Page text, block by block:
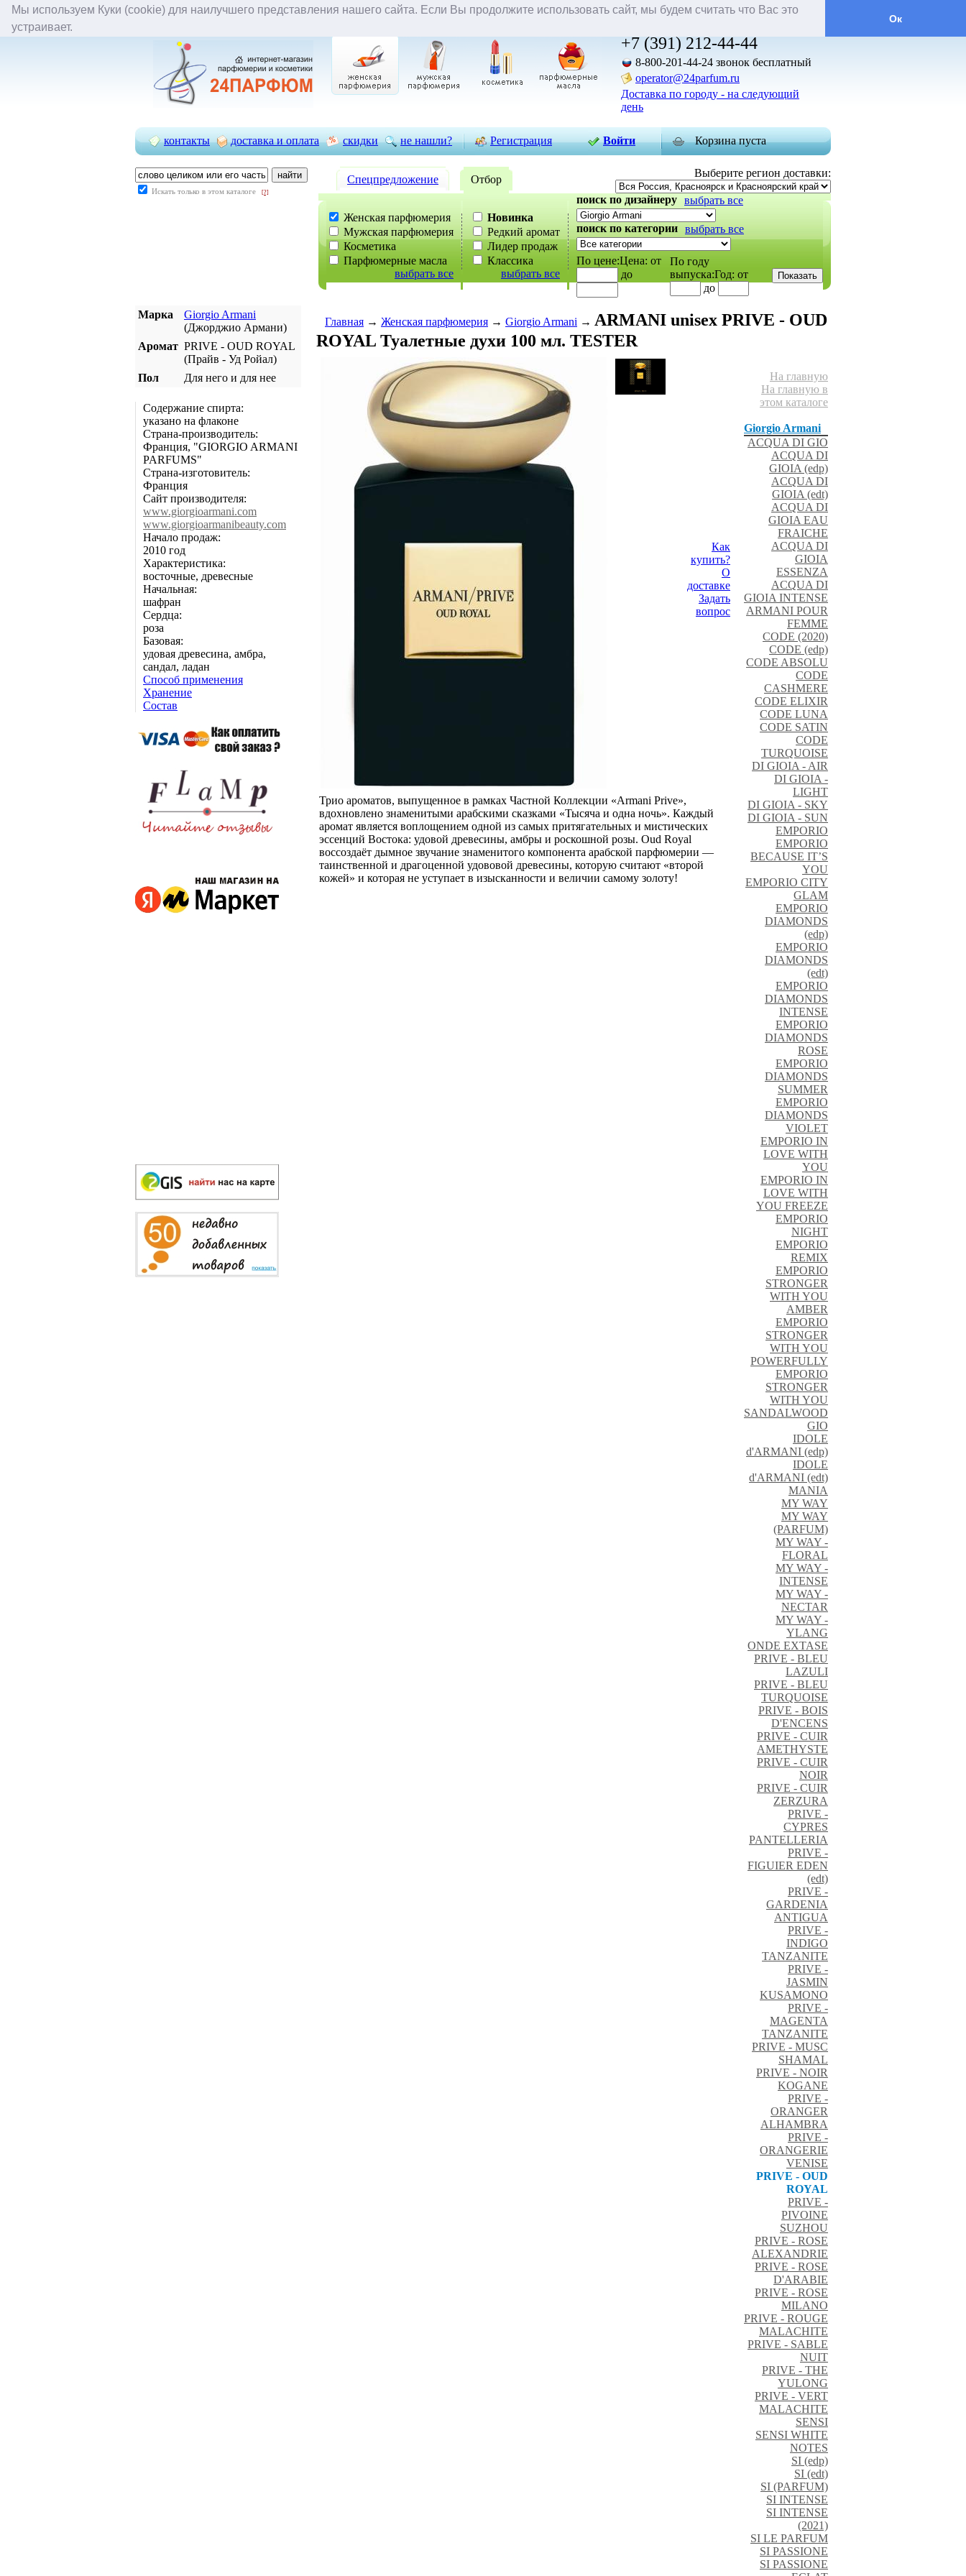
Мы используем Куки (cookie) для наилучшего представления нашего сайта. Если Вы продолжите использовать сайт, мы будем считать что Вас это
устраивает.
Ок
задать вопрос вопрос-ответ вы смотрели ожидаемые
+7 (391) 212-44-44
8-800-201-44-24 звонок бесплатный
operator@24parfum.ru
Доставка по городу - на следующий
день
контакты доставка и оплата скидки не нашли? Регистрация Войти Корзина пуста
Искать только в этом каталоге [?]
Cпецпредложение Отбор
Выберите регион доставки:
Женская парфюмерия
Мужская парфюмерия
Косметика
Парфюмерные масла
выбрать все
Новинка
Редкий аромат
Лидер продаж
Классика
выбрать все
поиск по дизайнеру выбрать все
поиск по категории выбрать все
По цене:Цена: от
до
По году
выпуска:Год: от
до
Марка
Giorgio Armani
(Джорджио Армани)
Аромат PRIVE - OUD ROYAL
(Прайв - Уд Ройал)
Пол
Для него и для нее
Содержание спирта:
указано на флаконе
Страна-производитель:
Франция, "GIORGIO ARMANI
PARFUMS"
Страна-изготовитель:
Франция
Сайт производителя:
www.giorgioarmani.com
www.giorgioarmanibeauty.com
Начало продаж:
2010 год
Характеристика:
восточные, древесные
Начальная:
шафран
Сердца:
роза
Базовая:
удовая древесина, амбра,
сандал, ладан
Способ применения
Хранение
Состав
Главная → Женская парфюмерия → Giorgio Armani → ARMANI unisex PRIVE - OUD
ROYAL Туалетные духи 100 мл. TESTER
Как
купить?
О
доставке
Задать
вопрос
На главную
На главную в
этом каталоге
Giorgio Armani
ACQUA DI GIO
ACQUA DI
GIOIA (edp)
ACQUA DI
GIOIA (edt)
ACQUA DI
GIOIA EAU
FRAICHE
ACQUA DI
GIOIA
ESSENZA
ACQUA DI
GIOIA INTENSE
ARMANI POUR
FEMME
CODE (2020)
CODE (edp)
CODE ABSOLU
CODE
CASHMERE
CODE ELIXIR
CODE LUNA
CODE SATIN
CODE
TURQUOISE
DI GIOIA - AIR
DI GIOIA -
LIGHT
DI GIOIA - SKY
DI GIOIA - SUN
EMPORIO
EMPORIO
BECAUSE IT’S
YOU
EMPORIO CITY
GLAM
EMPORIO
DIAMONDS
(edp)
EMPORIO
DIAMONDS
(edt)
EMPORIO
DIAMONDS
INTENSE
EMPORIO
DIAMONDS
ROSE
EMPORIO
DIAMONDS
SUMMER
EMPORIO
DIAMONDS
VIOLET
EMPORIO IN
LOVE WITH
YOU
EMPORIO IN
LOVE WITH
YOU FREEZE
EMPORIO
NIGHT
EMPORIO
REMIX
EMPORIO
STRONGER
WITH YOU
AMBER
EMPORIO
STRONGER
WITH YOU
POWERFULLY
EMPORIO
STRONGER
WITH YOU
SANDALWOOD
GIO
IDOLE
d'ARMANI (edp)
IDOLE
d'ARMANI (edt)
MANIA
MY WAY
MY WAY
(PARFUM)
MY WAY -
FLORAL
MY WAY -
INTENSE
MY WAY -
NECTAR
MY WAY -
YLANG
ONDE EXTASE
PRIVE - BLEU
LAZULI
PRIVE - BLEU
TURQUOISE
PRIVE - BOIS
D'ENCENS
PRIVE - CUIR
AMETHYSTE
PRIVE - CUIR
NOIR
PRIVE - CUIR
ZERZURA
PRIVE -
CYPRES
PANTELLERIA
PRIVE -
FIGUIER EDEN
(edt)
PRIVE -
GARDENIA
ANTIGUA
PRIVE -
INDIGO
TANZANITE
PRIVE -
JASMIN
KUSAMONO
PRIVE -
MAGENTA
TANZANITE
PRIVE - MUSC
SHAMAL
PRIVE - NOIR
KOGANE
PRIVE -
ORANGER
ALHAMBRA
PRIVE -
ORANGERIE
VENISE
PRIVE - OUD
ROYAL
PRIVE -
PIVOINE
SUZHOU
PRIVE - ROSE
ALEXANDRIE
PRIVE - ROSE
D'ARABIE
PRIVE - ROSE
MILANO
PRIVE - ROUGE
MALACHITE
PRIVE - SABLE
NUIT
PRIVE - THE
YULONG
PRIVE - VERT
MALACHITE
SENSI
SENSI WHITE
NOTES
SI (edp)
SI (edt)
SI (PARFUM)
SI INTENSE
SI INTENSE
(2021)
SI LE PARFUM
SI PASSIONE
SI PASSIONE
Трио ароматов, выпущенное в рамках Частной Коллекции «Armani Prive»,
вдохновлено знаменитыми арабскими сказками «Тысяча и одна ночь». Каждый
аромат является воплощением одной из самых притягательных и мистических
эссенций Востока: удовой древесины, амбры и роскошной розы. Oud Royal
воссоздаёт дымное звучание знаменитого компонента арабской парфюмерии —
таинственной и драгоценной удововой древесины, которую считают «второй
кожей» и которая не уступает в изысканности и величии самому золоту!